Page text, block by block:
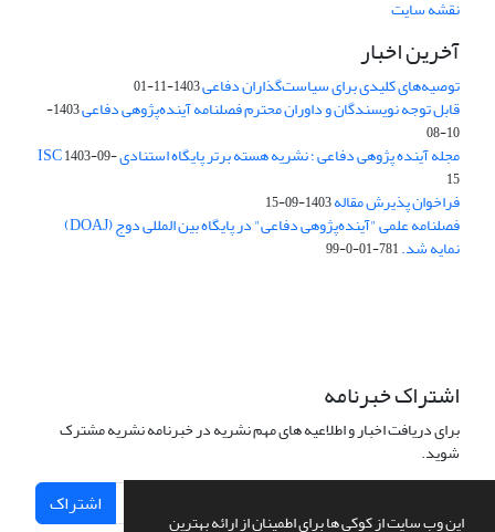
این وب سایت از کوکی ها برای اطمینان از ارائه بهترین
نقشه سایت
آخرین اخبار
توصیه‌های کلیدی برای سیاست‌گذاران دفاعی1403-11-01
قابل توجه نویسندگان و داوران محترم فصلنامه آینده‌پژوهی دفاعی
1403-
10-08
مجله آینده پژوهی دفاعی ؛ نشریه هسته برتر پایگاه استنادی ISC1403-09-
15
فراخوان پذیرش مقاله1403-09-15
فصلنامه علمی "آینده‌پژوهی دفاعی" در پایگاه بین المللی دوج (DOAJ)
نمایه شد.781-01-0-99
اشتراک خبرنامه
برای دریافت اخبار و اطلاعیه های مهم نشریه در خبرنامه نشریه مشترک
شوید.
اشتراک